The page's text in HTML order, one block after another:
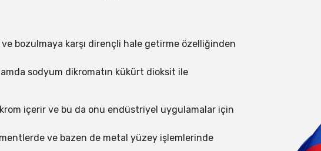
bozulmaya karşı dirençli hale getirme özelliğinden
sodyum dikromatın kükürt dioksit ile
içerir ve bu da onu endüstriyel uygulamalar için
ve bazen de metal yüzey işlemlerinde